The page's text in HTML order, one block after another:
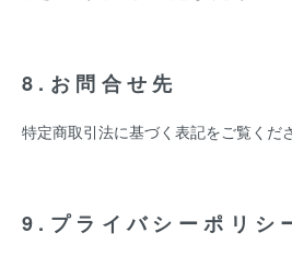
8.お問合せ先
特定商取引法に基づく表記をご覧くだ
9.プライバシーポリシ